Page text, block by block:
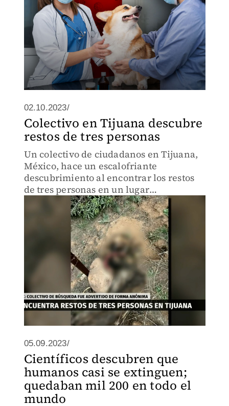
02.10.2023/
Colectivo en Tijuana descubre
restos de tres personas
Un colectivo de ciudadanos en Tijuana,
México, hace un escalofriante
descubrimiento al encontrar los restos
de tres personas en un lugar
desconocido de la ciudad.
05.09.2023/
Científicos descubren que
humanos casi se extinguen;
quedaban mil 200 en todo el
mundo